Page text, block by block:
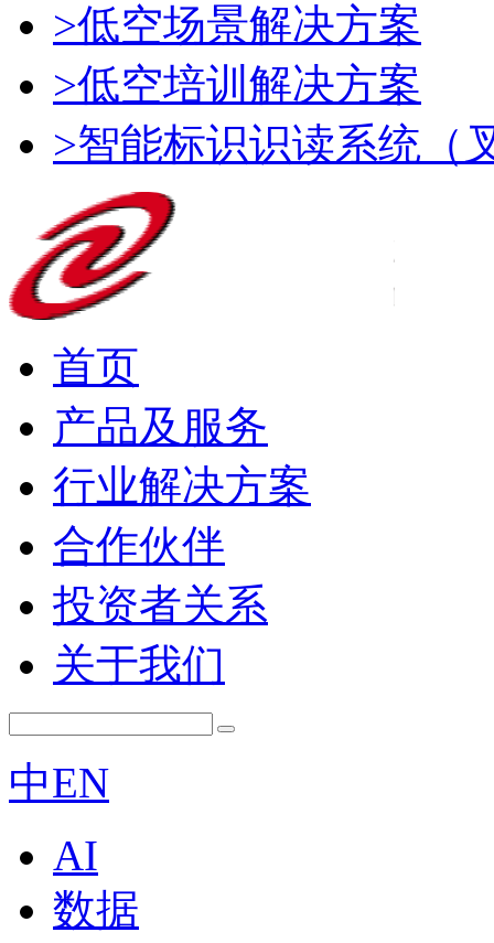
>低空场景解决方案
>低空培训解决方案
>智能标识识读系统（
首页
产品及服务
行业解决方案
合作伙伴
投资者关系
关于我们
中EN
AI
数据